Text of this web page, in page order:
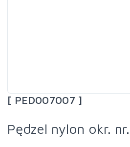
[ PED007007 ]
Pędzel nylon okr.